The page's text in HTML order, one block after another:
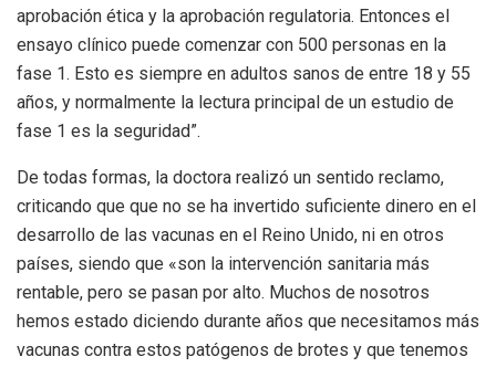
aprobación ética y la aprobación regulatoria. Entonces el
ensayo clínico puede comenzar con 500 personas en la
fase 1. Esto es siempre en adultos sanos de entre 18 y 55
años, y normalmente la lectura principal de un estudio de
fase 1 es la seguridad”.
De todas formas, la doctora realizó un sentido reclamo,
criticando que que no se ha invertido suficiente dinero en el
desarrollo de las vacunas en el Reino Unido, ni en otros
países, siendo que «son la intervención sanitaria más
rentable, pero se pasan por alto. Muchos de nosotros
hemos estado diciendo durante años que necesitamos más
vacunas contra estos patógenos de brotes y que tenemos